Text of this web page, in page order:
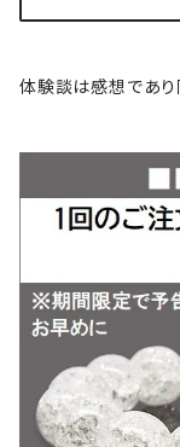
体験談は感想であり